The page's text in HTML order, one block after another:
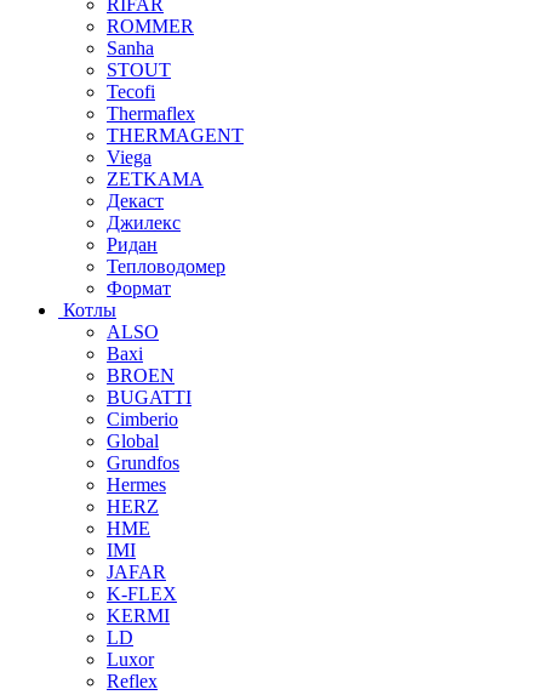
ROMMER
Sanha
STOUT
Tecofi
Thermaflex
THERMAGENT
Viega
ZETKAMA
Декаст
Джилекс
Ридан
Тепловодомер
Формат
Котлы
ALSO
Baxi
BROEN
BUGATTI
Cimberio
Global
Grundfos
Hermes
HERZ
HME
IMI
JAFAR
K-FLEX
KERMI
LD
Luxor
Reflex